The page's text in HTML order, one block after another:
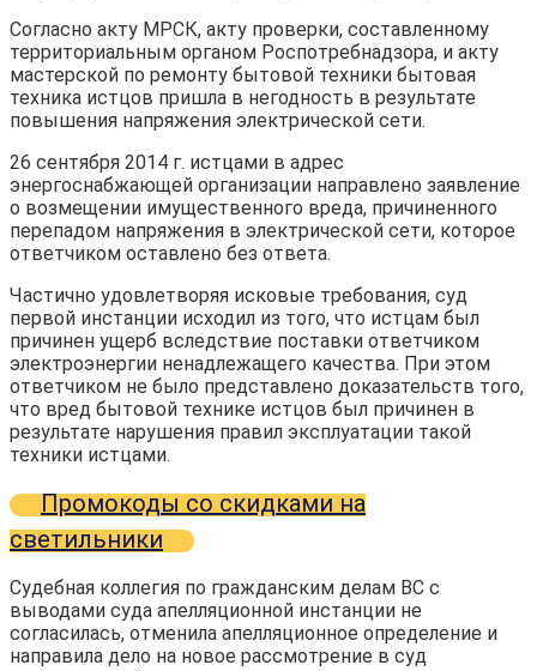
Согласно акту МРСК, акту проверки, составленному
территориальным органом Роспотребнадзора, и акту
мастерской по ремонту бытовой техники бытовая
техника истцов пришла в негодность в результате
повышения напряжения электрической сети.
26 сентября 2014 г. истцами в адрес
энергоснабжающей организации направлено заявление
о возмещении имущественного вреда, причиненного
перепадом напряжения в электрической сети, которое
ответчиком оставлено без ответа.
Частично удовлетворяя исковые требования, суд
первой инстанции исходил из того, что истцам был
причинен ущерб вследствие поставки ответчиком
электроэнергии ненадлежащего качества. При этом
ответчиком не было представлено доказательств того,
что вред бытовой технике истцов был причинен в
результате нарушения правил эксплуатации такой
техники истцами.
Промокоды со скидками на
светильники
Судебная коллегия по гражданским делам ВС с
выводами суда апелляционной инстанции не
согласилась, отменила апелляционное определение и
направила дело на новое рассмотрение в суд